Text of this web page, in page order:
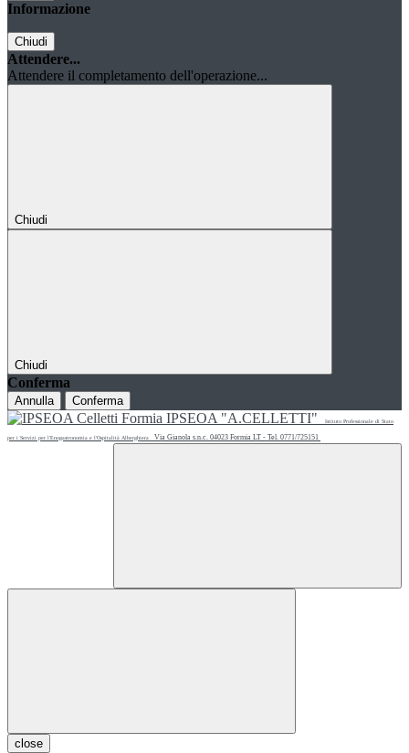
Informazione
Chiudi
Attendere...
Attendere il completamento dell'operazione...
Chiudi
Chiudi
Conferma
Annulla Conferma
IPSEOA "A.CELLETTI" Istituto Professionale di Stato
per i Servizi per l'Enogastronomia e l'Ospitalità Alberghiera Via Gianola s.n.c. 04023 Formia LT - Tel. 0771/725151
close